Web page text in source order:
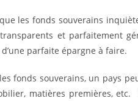
les fonds souverains
et parfaitement
d’une parfaite épargne à faire.
fonds souverains, un pays
matières premières,